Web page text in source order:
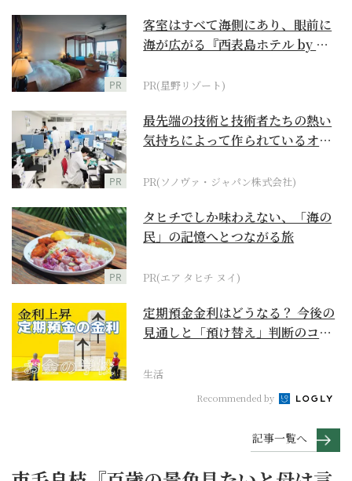
PR
客室はすべて海側にあり、眼前に
海が広がる『西表島ホテル by 星
PR(星野リゾート)
PR
最先端の技術と技術者たちの熱い
気持ちによって作られているオー
PR(ソノヴァ・ジャパン株式会社)
PR
タヒチでしか味わえない、「海の
民」の記憶へとつながる旅
PR(エア タヒチ ヌイ)
定期預金金利はどうなる？ 今後の
見通しと「預け替え」判断のコツ
生活
Recommended by
記事一覧へ